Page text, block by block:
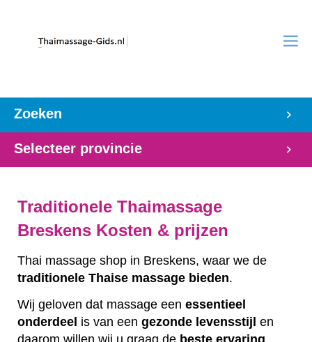
Zoeken
Selecteer provincie
Traditionele Thaimassage
Breskens Kosten & prijzen
Thai massage shop in Breskens, waar we de
traditionele Thaise massage bieden.
Wij geloven dat massage een essentieel
onderdeel is van een gezonde levensstijl en